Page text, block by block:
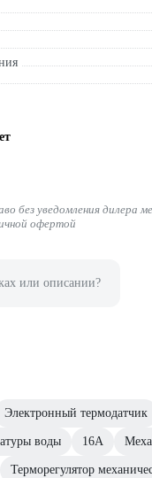
без уведомления
офертой
или описании?
Электронный термодатчик
воды 16А
Терморегулятор